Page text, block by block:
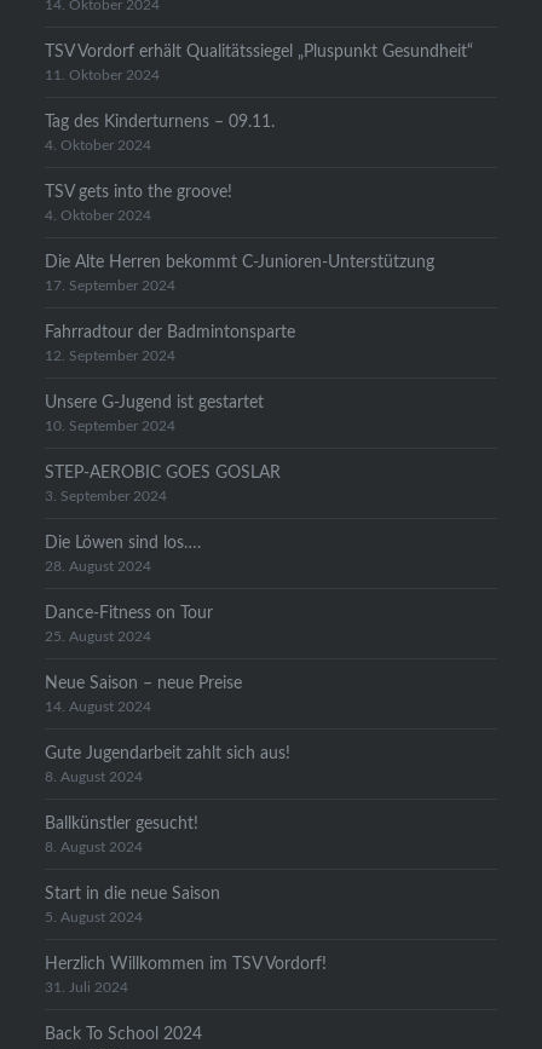
14. Oktober 2024
TSV Vordorf erhält Qualitätssiegel „Pluspunkt Gesundheit“
11. Oktober 2024
Tag des Kinderturnens – 09.11.
4. Oktober 2024
TSV gets into the groove!
4. Oktober 2024
Die Alte Herren bekommt C-Junioren-Unterstützung
17. September 2024
Fahrradtour der Badmintonsparte
12. September 2024
Unsere G-Jugend ist gestartet
10. September 2024
STEP-AEROBIC GOES GOSLAR
3. September 2024
Die Löwen sind los….
28. August 2024
Dance-Fitness on Tour
25. August 2024
Neue Saison – neue Preise
14. August 2024
Gute Jugendarbeit zahlt sich aus!
8. August 2024
Ballkünstler gesucht!
8. August 2024
Start in die neue Saison
5. August 2024
Herzlich Willkommen im TSV Vordorf!
31. Juli 2024
Back To School 2024